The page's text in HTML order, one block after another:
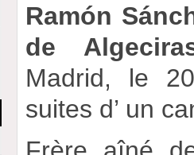
Ramón
de
Madrid, le
suites d’ un